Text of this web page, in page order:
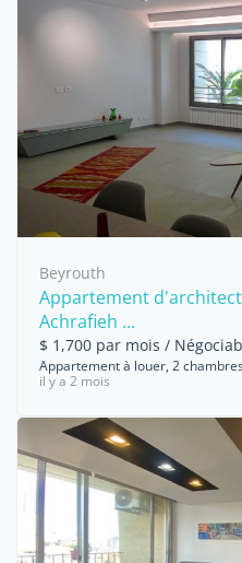
Beyrouth
Appartement
Achrafieh ...
$ 1,700 par mois /
Appartement à louer, 2
il y a 2 mois